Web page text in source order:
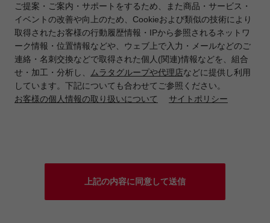
ご提案・ご案内・サポートをするため、また商品・サービス・
イベントの改善や向上のため、Cookieおよび類似の技術により
取得されたお客様の行動履歴情報・IPから参照されるネットワ
ーク情報・位置情報などや、ウェブ上で入力・メールなどのご
連絡・名刺交換などで取得された個人(関連)情報などを、組合
せ・加工・分析し、
ムラタグループや代理店などに提供し利用
しています。下記についても合わせてご参照ください。
お客様の個人情報の取り扱いについて
サイトポリシー
上記の内容に同意して送信